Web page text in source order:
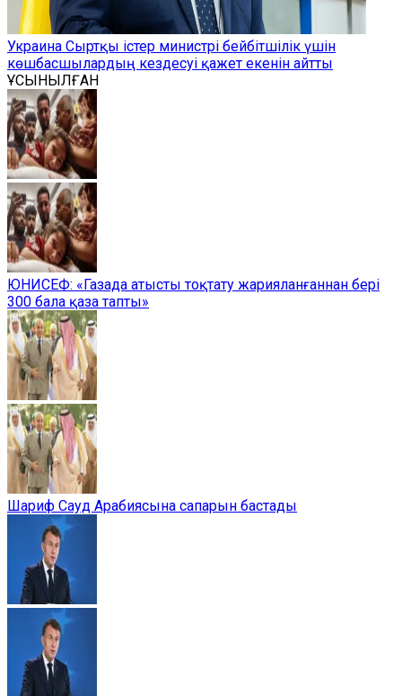
Украина Сыртқы істер министрі бейбітшілік үшін
көшбасшылардың кездесуі қажет екенін айтты
ҰСЫНЫЛҒАН
ЮНИСЕФ: «Газада атысты тоқтату жарияланғаннан бері
300 бала қаза тапты»
Шариф Сауд Арабиясына сапарын бастады